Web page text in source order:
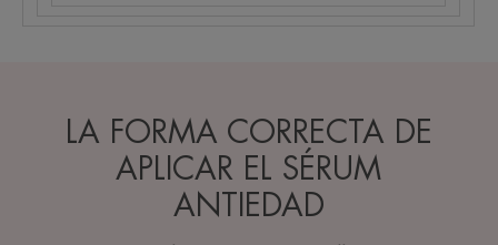
LA FORMA CORRECTA DE
APLICAR EL SÉRUM
ANTIEDAD